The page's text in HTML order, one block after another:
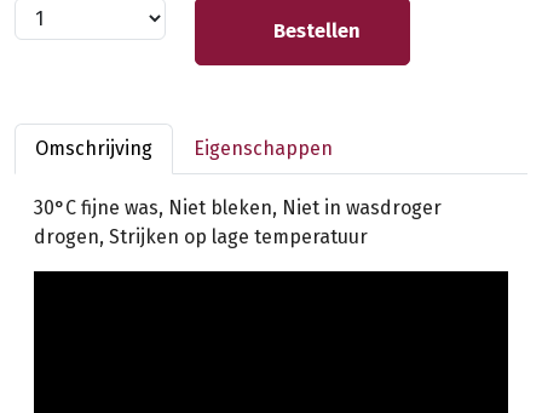
Bestellen
Omschrijving Eigenschappen
30°C fijne was, Niet bleken, Niet in wasdroger
drogen, Strijken op lage temperatuur